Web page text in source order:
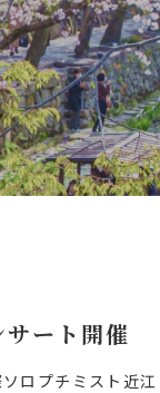
ート開催
ロプチミスト近江